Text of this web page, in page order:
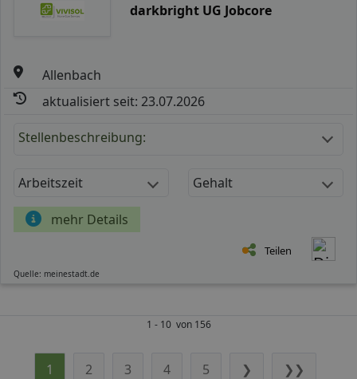
darkbright UG Jobcore
Allenbach
aktualisiert seit: 23.07.2026
Stellenbeschreibung:
Arbeitszeit Gehalt
mehr Details
Teilen
Quelle: meinestadt.de
1 - 10 von 156
1 2 3 4 5 ❯ ❯❯